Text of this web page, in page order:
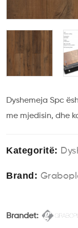
Dyshemeja Spc
me mjedisin, dhe
Kategoritë:
Brand:
Brandet: